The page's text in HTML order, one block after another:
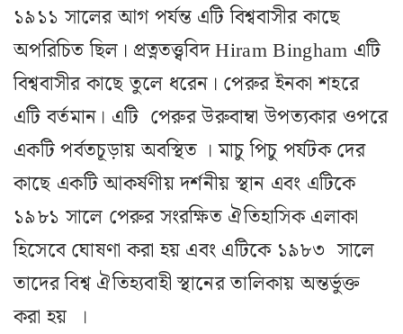
১৯১১ সালের আগ পর্যন্ত এটি বিশ্ববাসীর কাছে
অপরিচিত ছিল। প্রত্নতত্ত্ববিদ Hiram Bingham এটি
বিশ্ববাসীর কাছে তুলে ধরেন। পেরুর ইনকা শহরে
এটি বর্তমান। এটি পেরুর উরুবাম্বা উপত্যকার ওপরে
একটি পর্বতচূড়ায় অবস্থিত । মাচু পিচু পর্যটক দের
কাছে একটি আকর্ষণীয় দর্শনীয় স্থান এবং এটিকে
১৯৮১ সালে পেরুর সংরক্ষিত ঐতিহাসিক এলাকা
হিসেবে ঘোষণা করা হয় এবং এটিকে ১৯৮৩ সালে
তাদের বিশ্ব ঐতিহ্যবাহী স্থানের তালিকায় অন্তর্ভুক্ত
করা হয় ।